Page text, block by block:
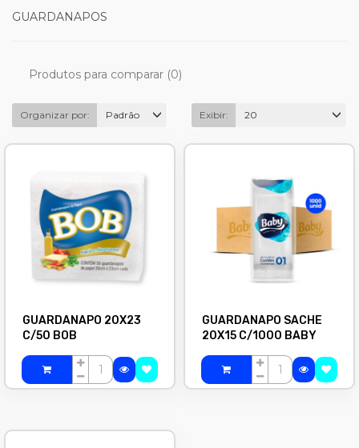
GUARDANAPOS
Produtos para comparar (0)
Organizar por: Padrão Exibir: 20
GUARDANAPO 20X23
C/50 BOB
GUARDANAPO SACHE
20X15 C/1000 BABY